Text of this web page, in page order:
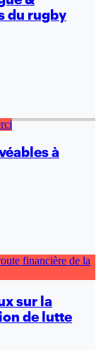
du rugby
à
sur la
de lutte